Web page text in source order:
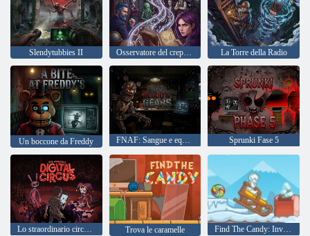
Slendytubbies II Osservatore del crepuscolo La Torre della Radio
Un boccone da Freddy FNAF: Sangue e equipaggiamento Sprunki Fase 5
Lo straordinario circo digitale Trova le caramelle Find The Candy: Inverno